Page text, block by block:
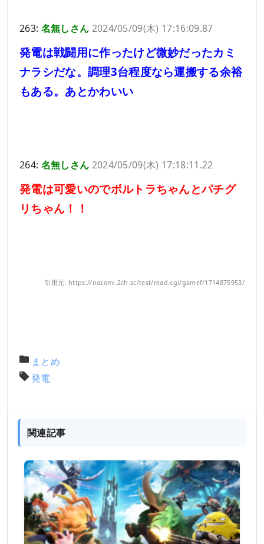
263: 名無しさん 2024/05/09(木) 17:16:09.87
発電は戦闘用に作ったけど微妙だったカミ
ナラシだな。調理3台程度なら運搬する余裕
もある。あとかわいい
264: 名無しさん 2024/05/09(木) 17:18:11.22
発電は可愛いのでボルトラちゃんとパチグ
リちゃん！！
引用元: https://nozomi.2ch.sc/test/read.cgi/gamef/1714875953/
まとめ
発電
関連記事